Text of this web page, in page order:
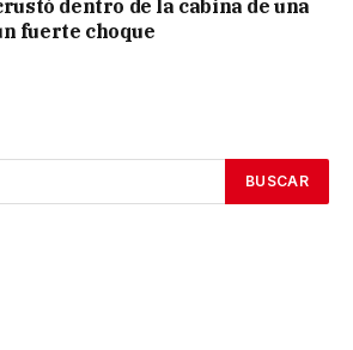
dentro de la cabina de una
fuerte choque